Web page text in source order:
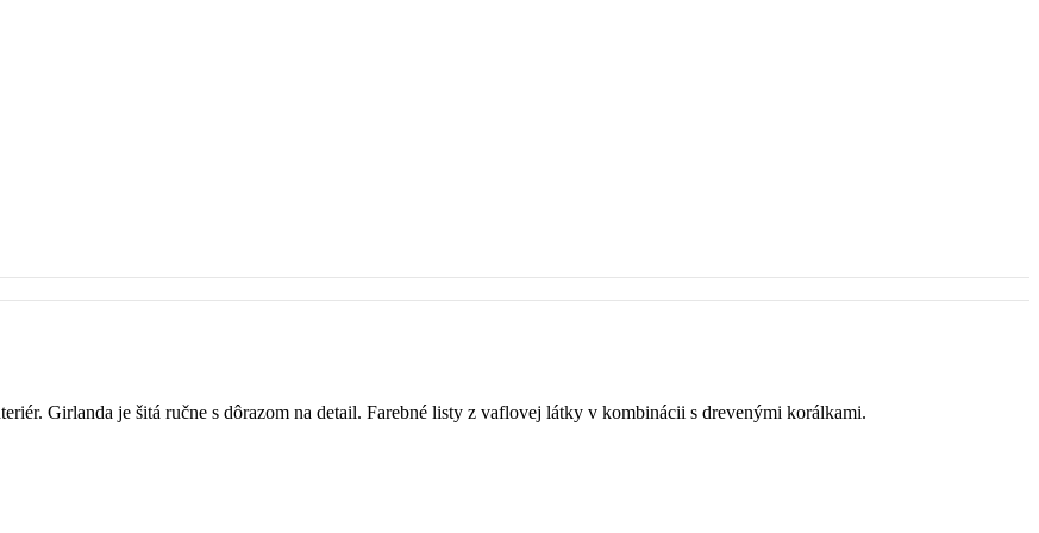
Girlanda je šitá ručne s dôrazom na detail. Farebné listy z vaflovej látky v kombinácii s drevenými korálkami.